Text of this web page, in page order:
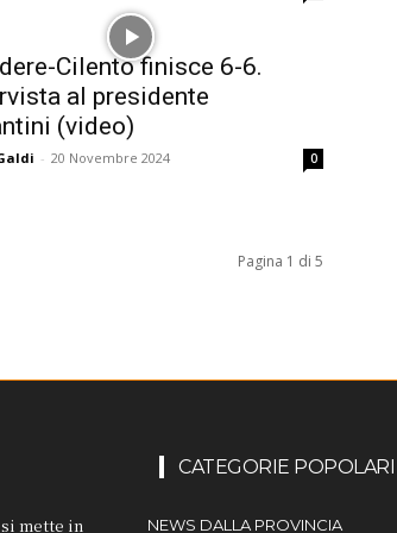
Cilento finisce 6-6.
al presidente
(video)
- 20 Novembre 2024 0
Pagina 1 di 5
mette in
CATEGORIE POPOLARI
NEWS DALLA PROVINCIA